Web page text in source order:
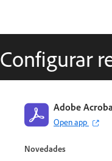
Configurar
Adobe
Open app
Guía de Adobe Acrobat
Novedades